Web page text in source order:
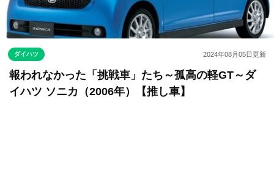
ダイハツ 2024年08月05日更新
報われなかった「挑戦車」たち～孤高の軽GT～ダ
イハツ ソニカ（2006年）【推し車】